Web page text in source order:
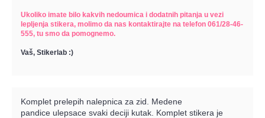
Ukoliko imate bilo kakvih nedoumica i dodatnih pitanja u vezi
lepljenja stikera, molimo da nas kontaktirajte na telefon 061/28-46-
555, tu smo da pomognemo.
Vaš, Stikerlab :)
Komplet prelepih nalepnica za zid. Medene
pandice ulepsace svaki deciji kutak. Komplet stikera je